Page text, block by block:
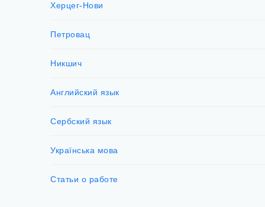
Херцег-Нови
Петровац
Никшич
Английский язык
Сербский язык
Українська мова
Статьи о работе